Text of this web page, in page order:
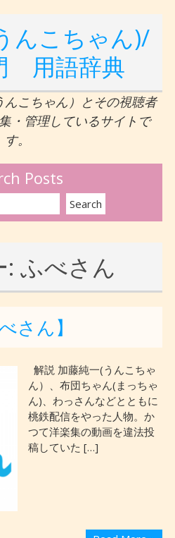
んこちゃん)/
用語辞典
こちゃん）とその視聴者
・管理しているサイトで
す。
Posts
:ふべさん
さん】
解説 加藤純一(うんこちゃ
ん）、布団ちゃん(まっちゃ
ん)、わっさんなどとともに
桃鉄配信をやった人物。か
つて洋楽集の動画を違法投
稿していた […]